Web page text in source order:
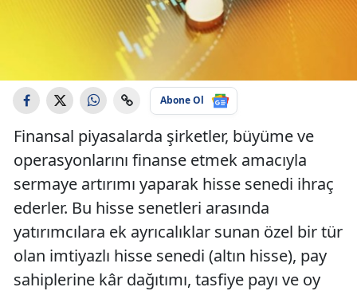
Abone Ol
Finansal piyasalarda şirketler, büyüme ve
operasyonlarını finanse etmek amacıyla
sermaye artırımı yaparak hisse senedi ihraç
ederler. Bu hisse senetleri arasında
yatırımcılara ek ayrıcalıklar sunan özel bir tür
olan imtiyazlı hisse senedi (altın hisse), pay
sahiplerine kâr dağıtımı, tasfiye payı ve oy